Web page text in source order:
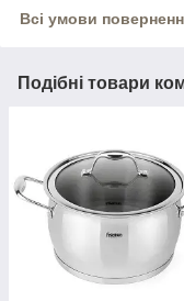
Всі умови
Подібні товари